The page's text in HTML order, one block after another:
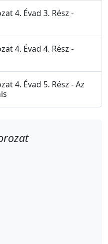
4. Évad 3. Rész -
4. Évad 4. Rész -
4. Évad 5. Rész - Az